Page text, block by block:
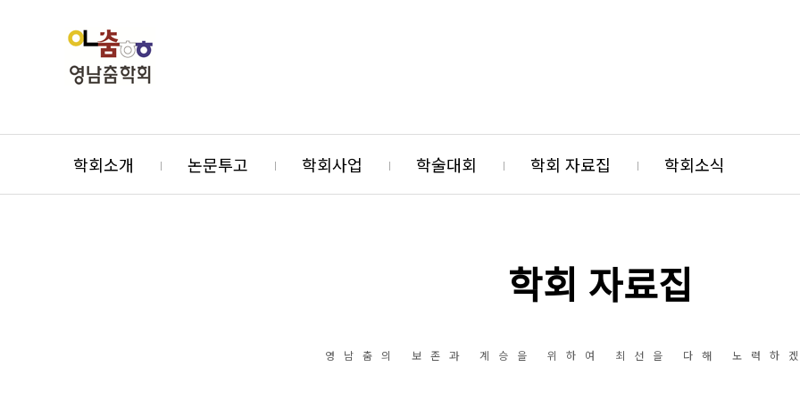
학회소개 논문투고 학회사업 학술대회 학회 자료집 학회소식
학회 자료집
영남춤의 보존과 계승을 위하여 최선을 다해 노력하